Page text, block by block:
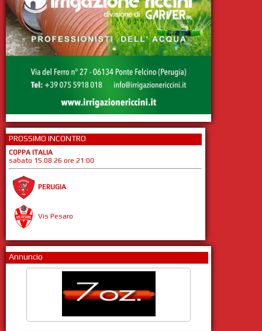
PROSSIMO INCONTRO
COPPA ITALIA
sabato 15.08.26 ore 21:00
PERUGIA
Vis Pesaro
Annuncio